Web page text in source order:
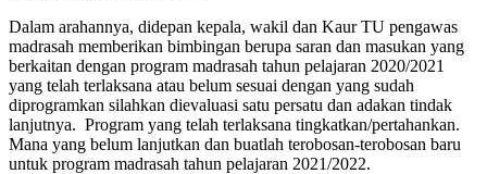
Dalam arahannya, didepan kepala, wakil dan Kaur TU pengawas
madrasah memberikan bimbingan berupa saran dan masukan yang
berkaitan dengan program madrasah tahun pelajaran 2020/2021
yang telah terlaksana atau belum sesuai dengan yang sudah
diprogramkan silahkan dievaluasi satu persatu dan adakan tindak
lanjutnya. Program yang telah terlaksana tingkatkan/pertahankan.
Mana yang belum lanjutkan dan buatlah terobosan-terobosan baru
untuk program madrasah tahun pelajaran 2021/2022.